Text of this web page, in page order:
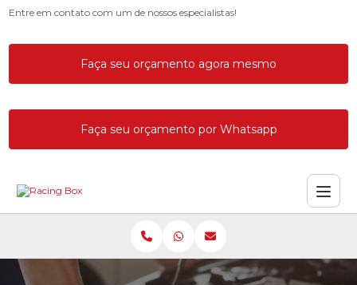
Entre em contato com um de nossos especialistas!
Faça seu orçamento agora mesmo
Faça seu orçamento por Whatsapp